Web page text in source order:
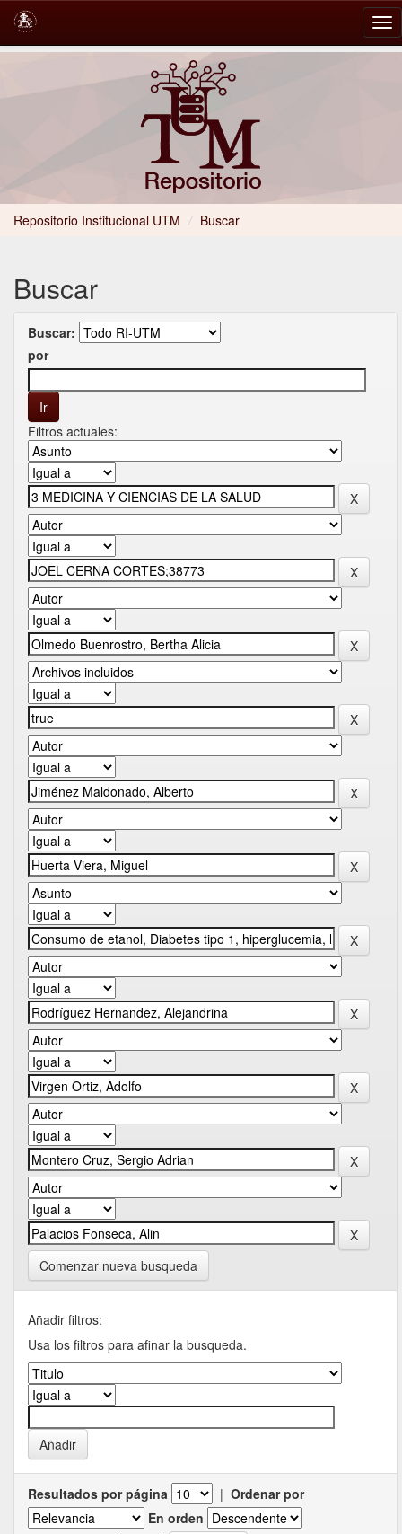
Repositorio Institucional UTM / Buscar
Buscar
Buscar:
por
Filtros actuales:
Comenzar nueva busqueda
Añadir filtros:
Usa los filtros para afinar la busqueda.
Resultados por página | Ordenar por
En orden